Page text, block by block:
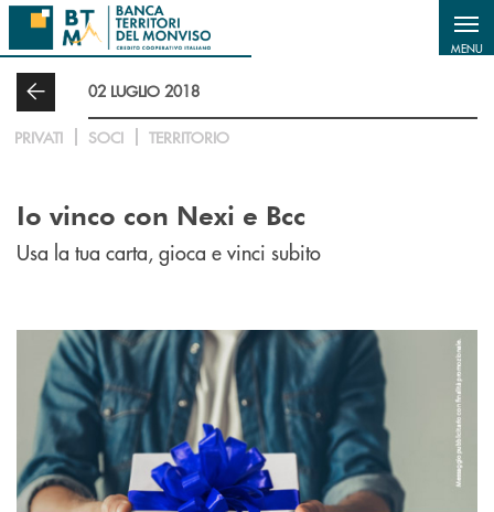
Salta al contenuto principale
MENU
02 LUGLIO 2018
PRIVATI SOCI TERRITORIO
Io vinco con Nexi e Bcc
Usa la tua carta, gioca e vinci subito